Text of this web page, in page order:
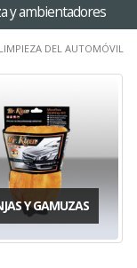
y ambientadores
LIMPIEZA DEL AUTOMÓVIL
Y GAMUZAS